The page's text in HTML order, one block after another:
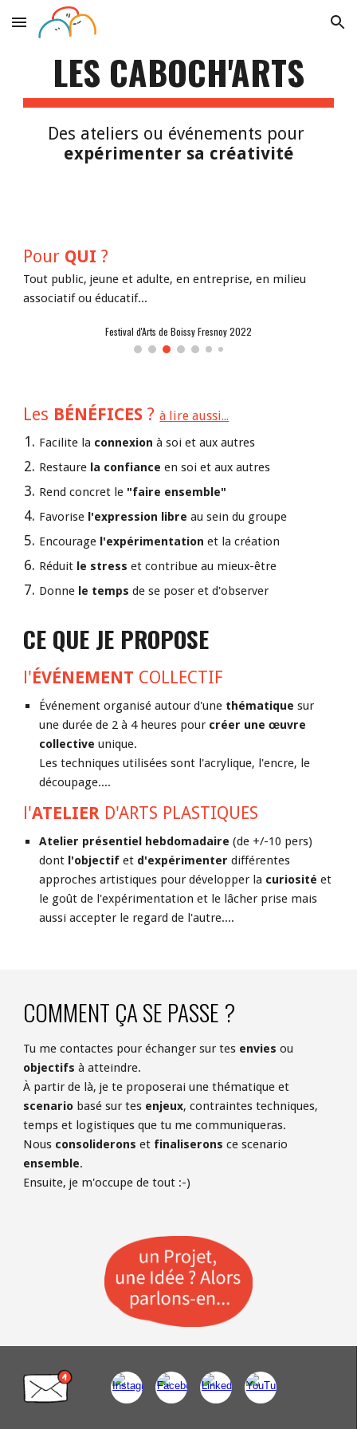
Skip to main content Skip to navigation
LES CABOCH'ARTS
expérimenter sa créativité
Pour QUI ?
Tout public, jeune et adulte, en entreprise, en milieu
associatif ou éducatif...
Festival d'Arts de Boissy Fresnoy 2022
Les BÉNÉFICES ? à lire aussi...
Facilite la connexion à soi et aux autres
Restaure la confiance en soi et aux autres
Rend concret le "faire ensemble"
Favorise l'expression libre au sein du groupe
Encourage l'expérimentation et la création
Réduit le stress et contribue au mieux-être
Donne le temps de se poser et d'observer
CE QUE JE PROPOSE
l'ÉVÉNEMENT COLLECTIF
Événement organisé autour d'une thématique sur
une durée de 2 à 4 heures pour créer une œuvre
collective unique.
Les techniques utilisées sont l'acrylique, l'encre, le
découpage....
l'ATELIER D'ARTS PLASTIQUES
Atelier présentiel hebdomadaire (de +/-10 pers)
dont l'objectif et d'expérimenter différentes
approches artistiques pour développer la curiosité et
le goût de l'expérimentation et le lâcher prise mais
aussi accepter le regard de l'autre....
COMMENT ÇA SE PASSE ?
Tu me contactes pour échanger sur tes envies
objectifs à atteindre.
scenario basé sur tes enjeux, contraintes techniques,
temps et logistiques que tu me communiqueras.
Nous consoliderons et finaliserons
ensemble.
Ensuite, je m'occupe de tout :-)